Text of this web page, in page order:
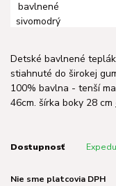
Detské bavlnené
stiahnuté do širokej
100% bavlna - tenší
46cm. šírka boky 28 cm
Dostupnosť
Nie sme platcovia DPH